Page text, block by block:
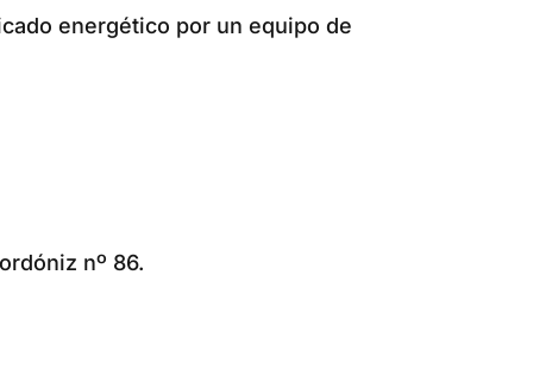
energético por un equipo de
nº 86.